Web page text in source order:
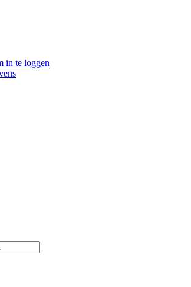
in te loggen